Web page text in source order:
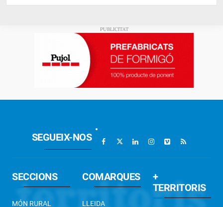
SEGUEIX-NOS
SECCIONS
MÓN RURAL
COMARQUES
LLEIDA
+
TERRITORIS